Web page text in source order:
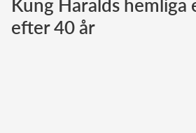
Kung Haralds hemliga
efter 40 år